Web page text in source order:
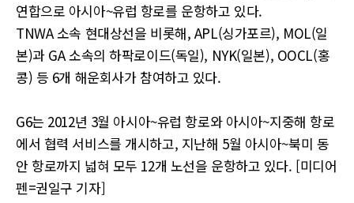
연합으로 아시아~유럽 항로를 운항하고 있다.
TNWA 소속 현대상선을 비롯해, APL(싱가포르), MOL(일
본)과 GA 소속의 하팍로이드(독일), NYK(일본), OOCL(홍
콩) 등 6개 해운회사가 참여하고 있다.
G6는 2012년 3월 아시아~유럽 항로와 아시아~지중해 항로
에서 협력 서비스를 개시하고, 지난해 5월 아시아~북미 동
안 항로까지 넓혀 모두 12개 노선을 운항하고 있다. [미디어
펜=권일구 기자]